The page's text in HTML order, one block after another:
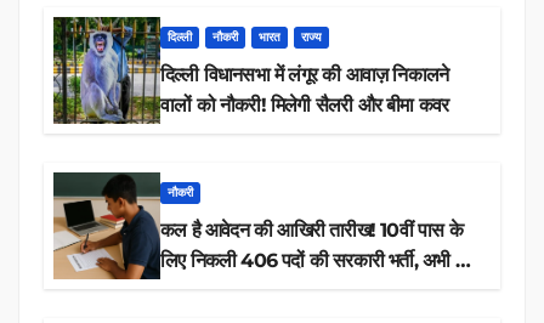
दिल्ली नौकरी भारत राज्य
दिल्ली विधानसभा में लंगूर की आवाज़ निकालने
वालों को नौकरी! मिलेगी सैलरी और बीमा कवर
नौकरी
कल है आवेदन की आखिरी तारीख! 10वीं पास के
लिए निकली 406 पदों की सरकारी भर्ती, अभी करें